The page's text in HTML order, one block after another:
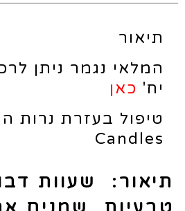
תיאור
יח' כאן
Candles
תיאור:
שעוות